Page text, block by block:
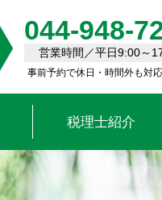
044-948-
営業時間／平日9:00～
事前予約で休日・時間外も対応
税理士紹介